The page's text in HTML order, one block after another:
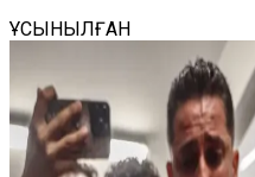
ҰСЫНЫЛҒАН